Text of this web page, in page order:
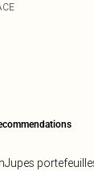
Jupes